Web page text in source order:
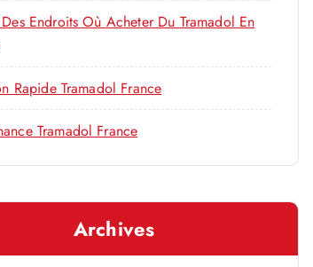
Endroits Où Acheter Du Tramadol En
Rapide Tramadol France
Tramadol France
Archives